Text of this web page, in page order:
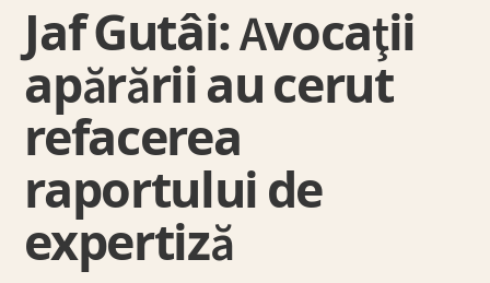
Jaf Gutâi: Avocaţii
apărării au cerut
refacerea
raportului de
expertiză